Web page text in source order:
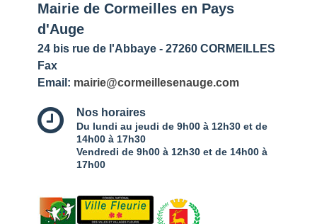
Mairie de Cormeilles en Pays
d'Auge
24 bis rue de l'Abbaye - 27260 CORMEILLES
Fax
Email: mairie@cormeillesenauge.com
Nos horaires
Du lundi au jeudi de 9h00 à 12h30 et de
14h00 à 17h30
Vendredi de 9h00 à 12h30 et de 14h00 à
17h00